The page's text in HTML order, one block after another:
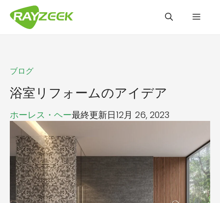
メ
ー
ブログ
浴室リフォームのアイデア
ホーレス・ヘー最終更新日12月 26, 2023